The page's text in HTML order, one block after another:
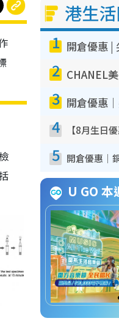
港生
1
2
3
4
5
U GO 本